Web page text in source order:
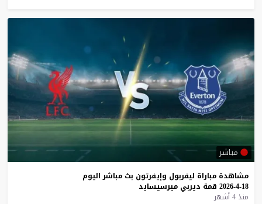
مباشر
مشاهدة مباراة ليفربول وإيفرتون بث مباشر اليوم
18-4-2026
قمة ديربي ميرسيسايد
منذ 4 أشهر